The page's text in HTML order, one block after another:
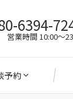
6394-
営業時間 10:00～
予約